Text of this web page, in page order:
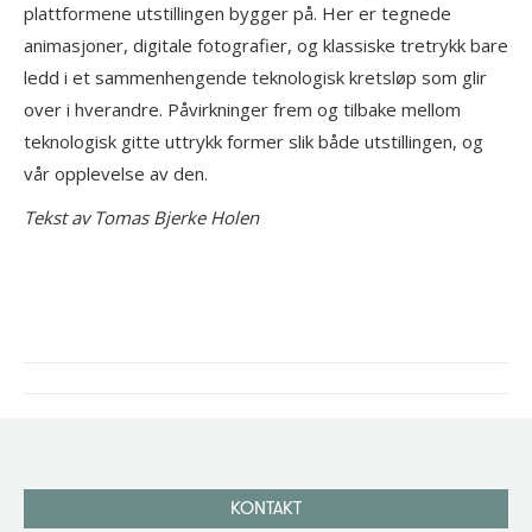
plattformene utstillingen bygger på. Her er tegnede
animasjoner, digitale fotografier, og klassiske tretrykk bare
ledd i et sammenhengende teknologisk kretsløp som glir
over i hverandre. Påvirkninger frem og tilbake mellom
teknologisk gitte uttrykk former slik både utstillingen, og
vår opplevelse av den.
Tekst av Tomas Bjerke Holen
KONTAKT